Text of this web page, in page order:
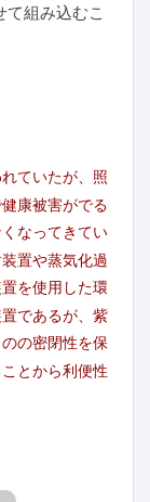
組み込むこ
ていたが、照
康被害がでる
なってきてい
置や蒸気化過
を使用した環
であるが、紫
の密閉性を保
とから利便性